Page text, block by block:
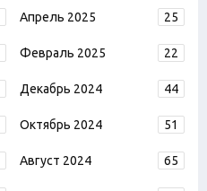
Апрель 2025 25
Февраль 2025 22
Декабрь 2024 44
Октябрь 2024 51
Август 2024 65